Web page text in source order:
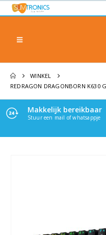
WINKEL
REDRAGON DRAGONBORN K630
Makkelijk bereikbaar
Stuur een mail of whatsappje